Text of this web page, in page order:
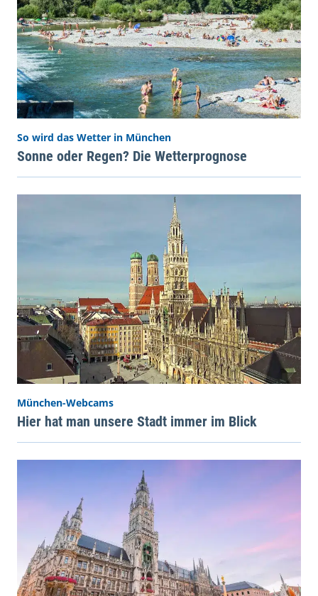
So wird das Wetter in München
Sonne oder Regen? Die Wetterprognose
München-Webcams
Hier hat man unsere Stadt immer im Blick